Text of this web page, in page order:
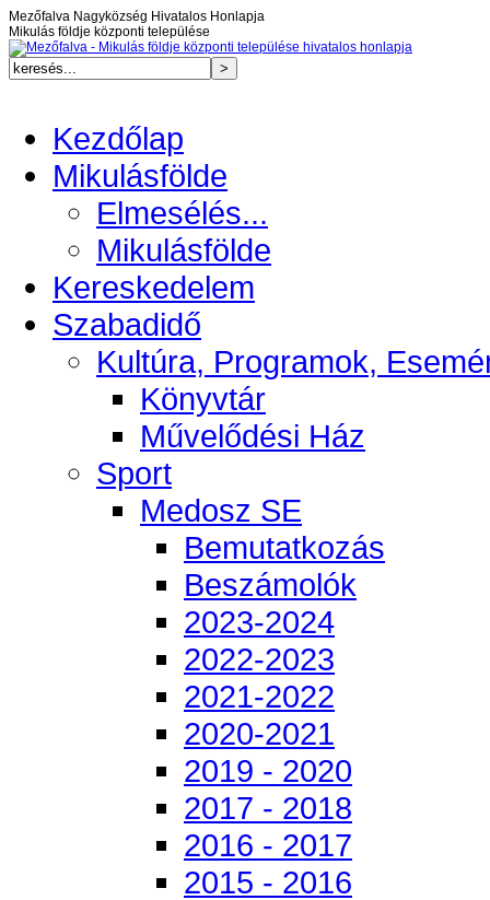
Mezőfalva Nagyközség Hivatalos Honlapja
Mikulás földje központi települése
Kezdőlap
Mikulásfölde
Elmesélés...
Mikulásfölde
Kereskedelem
Szabadidő
Kultúra, Programok,
Könyvtár
Művelődési Ház
Sport
Medosz SE
Bemutatkozás
Beszámolók
2023-2024
2022-2023
2021-2022
2020-2021
2019 - 2020
2017 - 2018
2016 - 2017
2015 - 2016